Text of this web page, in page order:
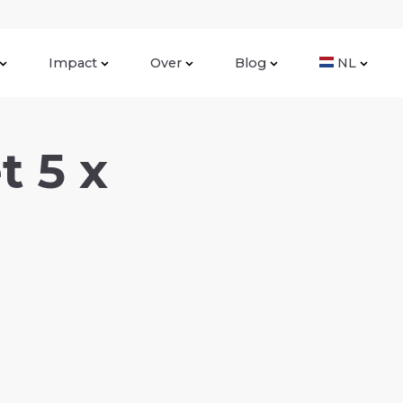
Impact Over Blog NL
5 x